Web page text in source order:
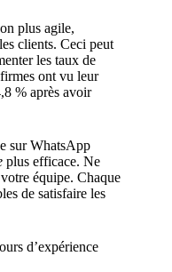
plus agile,
clients. Ceci peut
les taux de
ont vu leur
% après avoir
sur WhatsApp
plus efficace. Ne
équipe. Chaque
de satisfaire les
d’expérience